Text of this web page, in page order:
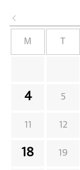
M
4 5
11 12
18 19